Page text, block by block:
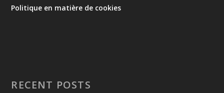
Politique en matière de cookies
RECENT POSTS